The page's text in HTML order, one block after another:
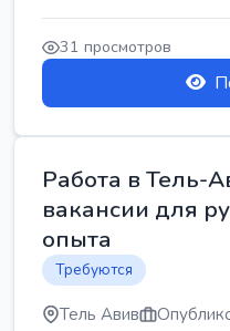
Работа в Нетании на
требу...
31 просмотров
Работа в Тель-
вакансии для
опыта
Требуются
Тель Авив